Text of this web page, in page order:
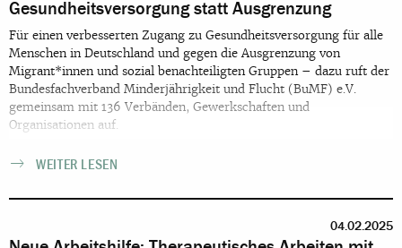
Gesundheitsversorgung statt Ausgrenzung
Für einen verbesserten Zugang zu Gesundheitsversorgung für alle
Menschen in Deutschland und gegen die Ausgrenzung von
Migrant*innen und sozial benachteiligten Gruppen – dazu ruft der
Bundesfachverband Minderjährigkeit und Flucht (BuMF) e.V.
gemeinsam mit 136 Verbänden, Gewerkschaften und
Organisationen auf.
WEITER LESEN
04.02.2025